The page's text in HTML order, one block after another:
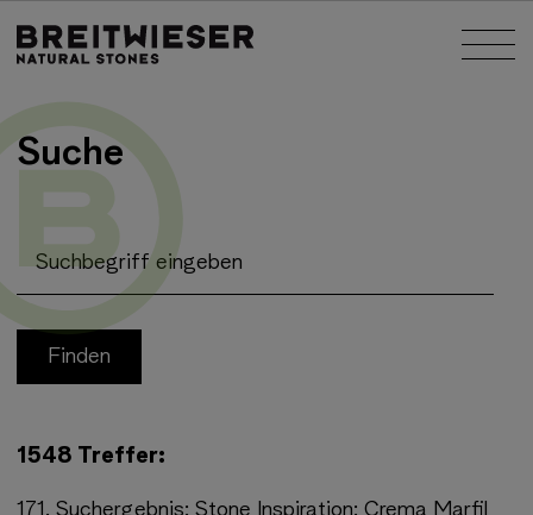
Springe zu:
Suche
Suchbegriff eingeben
1548 Treffer:
171. Suchergebnis:Stone Inspiration: Crema Marfil